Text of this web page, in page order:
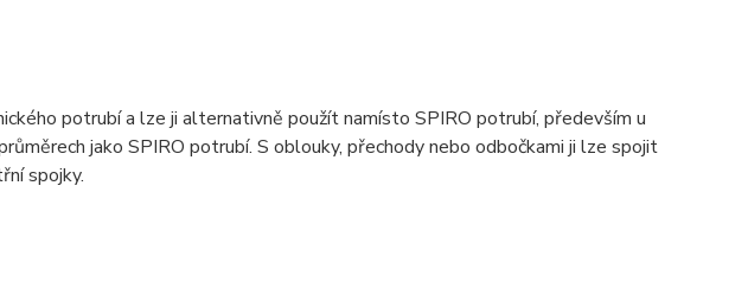
potrubí a lze ji alternativně použít namísto SPIRO potrubí, především u
jako SPIRO potrubí. S oblouky, přechody nebo odbočkami ji lze spojit
spojky.